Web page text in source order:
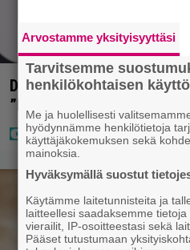
Diandra julkaisi upeita
”Puitteet kohdillaan”
Arvostamme yksityisyyttäsi
Tarvitsemme
henkilökohtaisen
Me ja huolellisesti
hyödynnämme henkilötietoja
käyttäjäkokemuksen sekä
mainoksia.
Hyväksymällä suostut
Käytämme laitetunnisteita ja
laitteellesi saadaksemme
vierailit, IP-osoitteestasi sekä
Pääset tutustumaan